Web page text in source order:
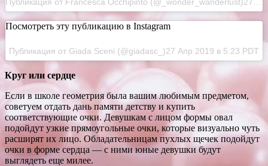
Посмотреть эту публикацию в Instagram
Публикация от Giada Sceni (@giadasc_)27 Апр 2019 в 5:23 PDT
Круг или сердце
Если в школе геометрия была вашим любимым предметом,
советуем отдать дань памяти детству и купить
соответствующие очки. Девушкам с лицом формы овал
подойдут узкие прямоугольные очки, которые визуально чуть
расширят их лицо. Обладательницам пухлых щечек подойдут
очки в форме сердца — с ними юные девушки будут
выглядеть еще милее.